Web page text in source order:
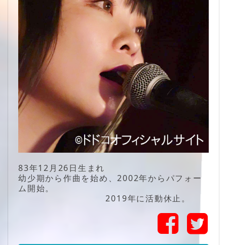
83年12月26日生まれ
幼少期から作曲を始め、2002年からパフォー
ム開始。
2019年に活動休止。